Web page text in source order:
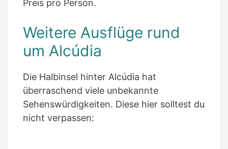
Preis pro Person.
Weitere Ausflüge rund
um Alcúdia
Die Halbinsel hinter Alcúdia hat
überraschend viele unbekannte
Sehenswürdigkeiten. Diese hier solltest du
nicht verpassen: